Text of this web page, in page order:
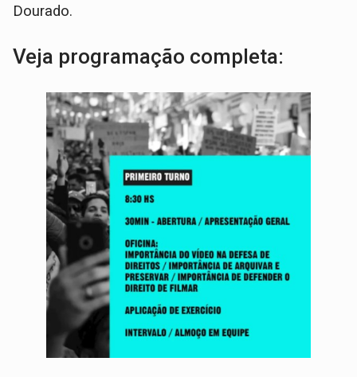
Dourado.
Veja programação completa: